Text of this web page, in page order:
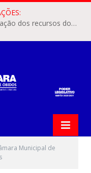
ÓBIDOS, PA – O destino e a regularização dos recursos dos Precatórios do FUNDEF (Fundo de Manutenção e Desenvolvimento do Ensino Fundamental e de Valorização do Magistério) voltaram a pautar as discussões na Câmara Municipal de Óbidos.
Municipal de